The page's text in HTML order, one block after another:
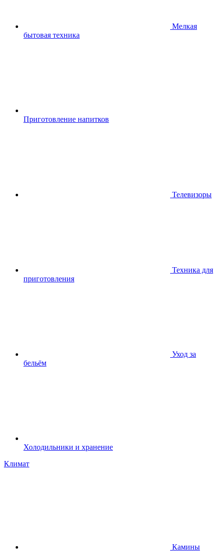
Мелкая
бытовая техника
Приготовление напитков
Телевизоры
Техника для
приготовления
Уход за
бельём
Холодильники и хранение
Климат
Камины